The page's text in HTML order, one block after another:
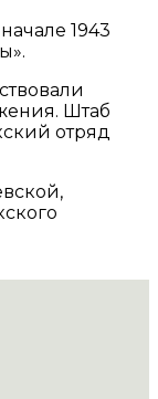
1943
Штаб
отряд